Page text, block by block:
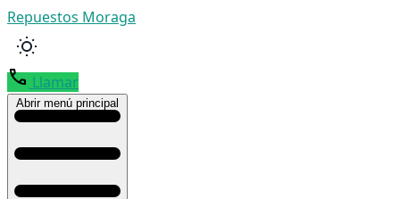
Repuestos Moraga
Llamar
Abrir menú principal